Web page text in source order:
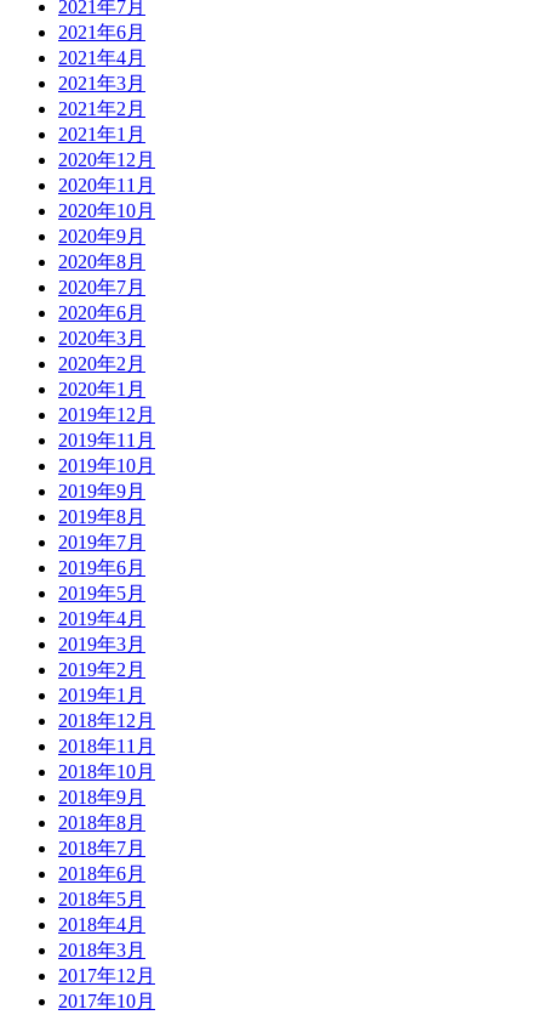
2021年7月
2021年6月
2021年4月
2021年3月
2021年2月
2021年1月
2020年12月
2020年11月
2020年10月
2020年9月
2020年8月
2020年7月
2020年6月
2020年3月
2020年2月
2020年1月
2019年12月
2019年11月
2019年10月
2019年9月
2019年8月
2019年7月
2019年6月
2019年5月
2019年4月
2019年3月
2019年2月
2019年1月
2018年12月
2018年11月
2018年10月
2018年9月
2018年8月
2018年7月
2018年6月
2018年5月
2018年4月
2018年3月
2017年12月
2017年10月